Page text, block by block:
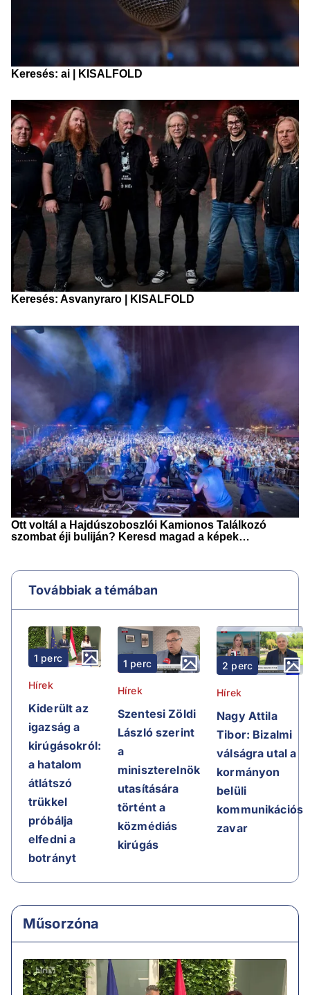
Továbbiak a témában
1 perc
Hírek
Kiderült az
igazság a
kirúgásokról:
a hatalom
átlátszó
trükkel
próbálja
elfedni a
botrányt
1 perc
Hírek
Szentesi Zöldi
László szerint
a
miniszterelnök
utasítására
történt a
közmédiás
kirúgás
2 perc
Hírek
Nagy Attila
Tibor: Bizalmi
válságra utal a
kormányon
belüli
kommunikációs
zavar
Műsorzóna